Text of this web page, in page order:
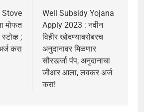
Stove
मोफत
;
करा
Well Subsidy Yojana
Apply 2023 : नवीन
विहीर खोदण्याबरोबरच
अनुदानावर मिळणार
सौरऊर्जा पंप, अनुदानाचा
जीआर आला, लवकर अर्ज
करा!